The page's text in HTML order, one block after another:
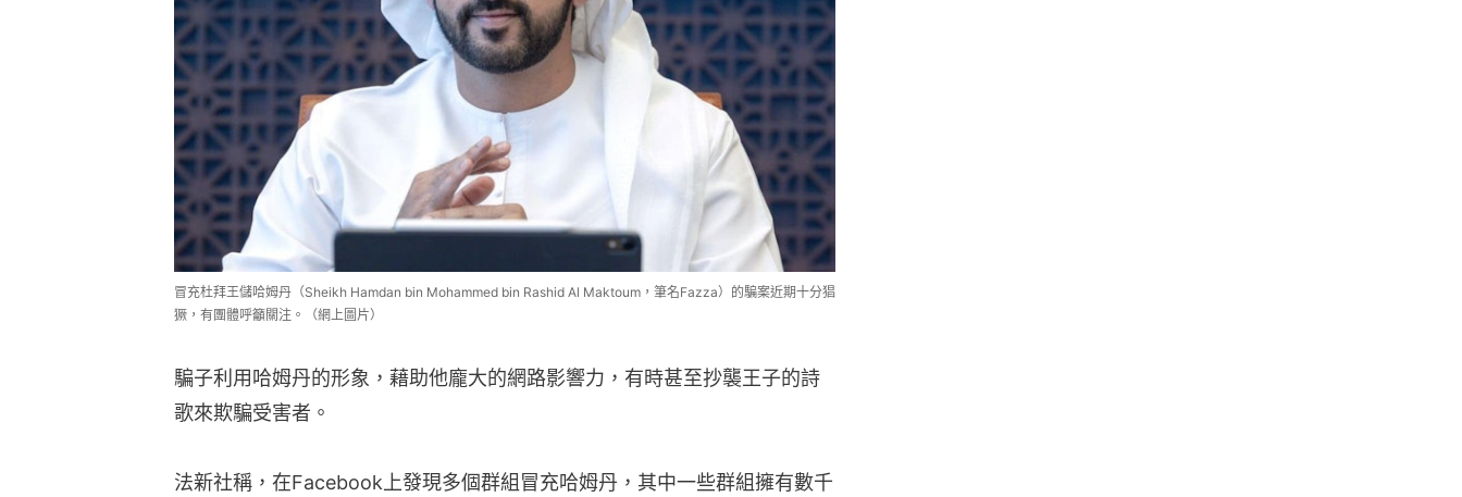
冒充杜拜王儲哈姆丹（Sheikh Hamdan bin Mohammed bin Rashid Al Maktoum，筆名Fazza）的騙案近期十分猖
獗，有團體呼籲關注。（網上圖片）
騙子利用哈姆丹的形象，藉助他龐大的網路影響力，有時甚至抄襲王子的詩
歌來欺騙受害者。
法新社稱，在Facebook上發現多個群組冒充哈姆丹，其中一些群組擁有數千